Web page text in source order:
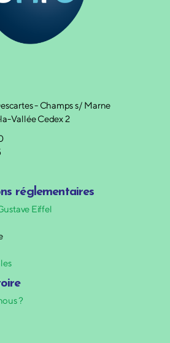
- Champs s/ Marne
Vallée Cedex 2
réglementaires
Eiffel
?